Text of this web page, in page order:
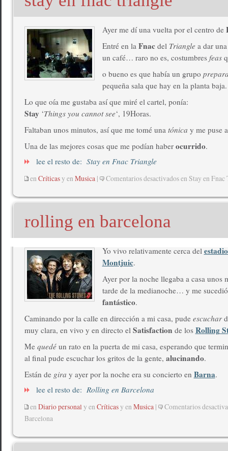
Ayer me dí una vuelta por el centro de
Entré en la Fnac del Triangle a dar
un café… raro no es, costumbres feas
o bueno es que había un grupo
pequeña sala que hay en la planta baja.
Lo que oía me gustaba así que miré el cartel, ponía:
Stay ‘Things you cannot see‘, 19Horas.
Faltaban unos minutos, así que me tomé una tónica y me puse
Una de las mejores cosas que me podían haber ocurrido.
lee el resto de: Stay en Fnac Triangle
en Críticasy en Musica | Comentarios desactivadosen Stay en Fnac
rolling en barcelona
Yo vivo relativamente cerca del
Montjuic.
Ayer por la noche llegaba a casa unos
tarde de la medianoche… y me
fantástico.
Caminando por la calle en dirección a mi casa, pude escuchar
muy clara, en vivo y en directo el Satisfaction de los Rolling
Me quedé un rato en la puerta de mi casa, esperando que
al final pude escuchar los gritos de la gente, alucinando.
Están de gira y ayer por la noche era su concierto en Barna.
lee el resto de: Rolling en Barcelona
en Diario personaly en Críticasy en Musica |
Comentarios
Barcelona